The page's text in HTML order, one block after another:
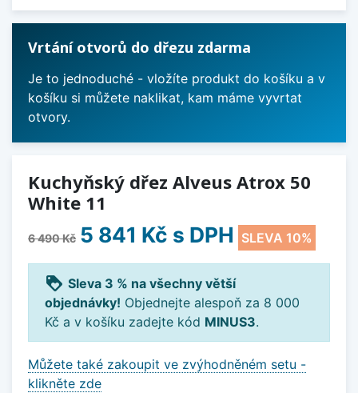
Vrtání otvorů do dřezu zdarma
Je to jednoduché - vložíte produkt do košíku a v
košíku si můžete naklikat, kam máme vyvrtat
otvory.
Kuchyňský dřez Alveus Atrox 50
White 11
6 490 Kč 5 841 Kč s DPH SLEVA 10%
loyalty Sleva 3 % na všechny větší
objednávky! Objednejte alespoň za 8 000
Kč a v košíku zadejte kód MINUS3.
Můžete také zakoupit ve zvýhodněném setu -
klikněte zde